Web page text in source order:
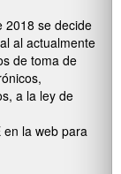
2018 se decide
al actualmente
de toma de
a la ley de
en la web para